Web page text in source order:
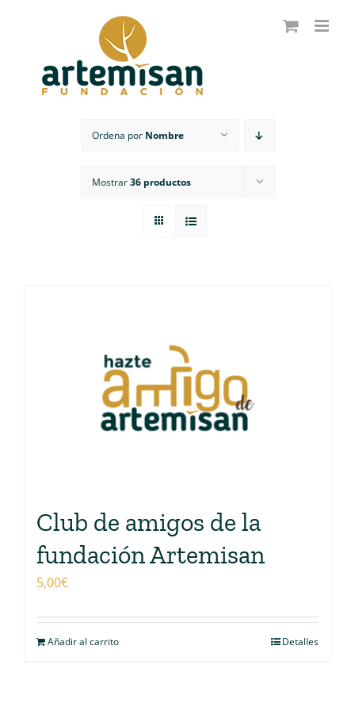
Ordena por Nombre
Mostrar36 productos
Club de amigos de la
fundación Artemisan
5,00€
Añadir al carrito Detalles